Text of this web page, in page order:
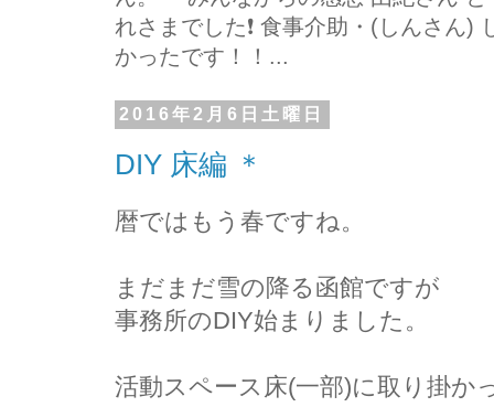
れさまでした❗ 食事介助・(しんさん)
かったです！！...
2016年2月6日土曜日
DIY 床編 ＊
暦ではもう春ですね。
まだまだ雪の降る函館ですが
事務所のDIY始まりました。
活動スペース床(一部)に取り掛か